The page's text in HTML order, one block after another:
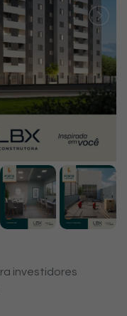
investidores